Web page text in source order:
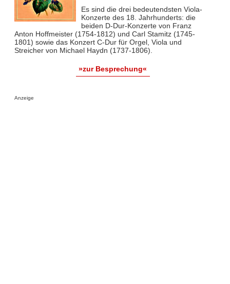
Es sind die drei bedeutendsten Viola-
Konzerte des 18. Jahrhunderts: die
beiden D-Dur-Konzerte von Franz
Anton Hoffmeister (1754-1812) und Carl Stamitz (1745-
1801) sowie das Konzert C-Dur für Orgel, Viola und
Streicher von Michael Haydn (1737-1806).
»zur Besprechung«
Anzeige